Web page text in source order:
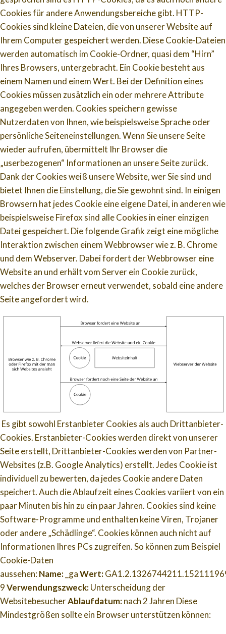
Cookies für andere Anwendungsbereiche gibt. HTTP-
Cookies sind kleine Dateien, die von unserer Website auf
Ihrem Computer gespeichert werden. Diese Cookie-Dateien
werden automatisch im Cookie-Ordner, quasi dem “Hirn”
Ihres Browsers, untergebracht. Ein Cookie besteht aus
einem Namen und einem Wert. Bei der Definition eines
Cookies müssen zusätzlich ein oder mehrere Attribute
angegeben werden. Cookies speichern gewisse
Nutzerdaten von Ihnen, wie beispielsweise Sprache oder
persönliche Seiteneinstellungen. Wenn Sie unsere Seite
wieder aufrufen, übermittelt Ihr Browser die
„userbezogenen“ Informationen an unsere Seite zurück.
Dank der Cookies weiß unsere Website, wer Sie sind und
bietet Ihnen die Einstellung, die Sie gewohnt sind. In einigen
Browsern hat jedes Cookie eine eigene Datei, in anderen wie
beispielsweise Firefox sind alle Cookies in einer einzigen
Datei gespeichert. Die folgende Grafik zeigt eine mögliche
Interaktion zwischen einem Webbrowser wie z. B. Chrome
und dem Webserver. Dabei fordert der Webbrowser eine
Website an und erhält vom Server ein Cookie zurück,
welches der Browser erneut verwendet, sobald eine andere
Seite angefordert wird.
Es gibt sowohl Erstanbieter Cookies als auch Drittanbieter-
Cookies. Erstanbieter-Cookies werden direkt von unserer
Seite erstellt, Drittanbieter-Cookies werden von Partner-
Websites (z.B. Google Analytics) erstellt. Jedes Cookie ist
individuell zu bewerten, da jedes Cookie andere Daten
speichert. Auch die Ablaufzeit eines Cookies variiert von ein
paar Minuten bis hin zu ein paar Jahren. Cookies sind keine
Software-Programme und enthalten keine Viren, Trojaner
oder andere „Schädlinge“. Cookies können auch nicht auf
Informationen Ihres PCs zugreifen. So können zum Beispiel
Cookie-Daten
aussehen:Name: _gaWert:
9Verwendungszweck:Unterscheidung der
WebsitebesucherAblaufdatum:nach 2 Jahren Diese
Mindestgrößen sollte ein Browser unterstützen können: